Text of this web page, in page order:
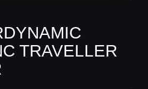
TRAVELLER